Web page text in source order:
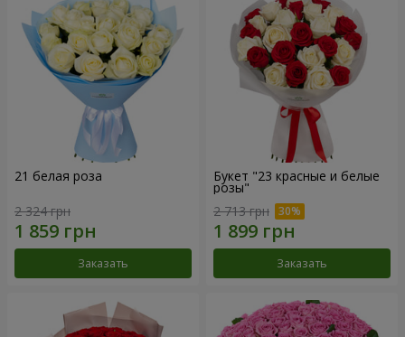
21 белая роза
2 324 грн
Заказать
Букет "23 красные и белые
розы"
2 713 грн
Заказать